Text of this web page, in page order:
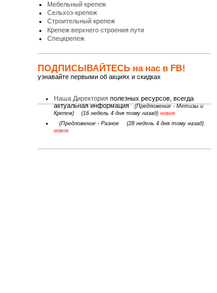
Мебельный крепеж
Сельхоз-крепеж
Строительный крепеж
Крепеж верхнего строения пути
Спецкрепеж
ПОДПИСЫВАЙТЕСЬ на нас в FB!
узнавайте первыми об акциях и скидках
Наша Директория полезных ресурсов, всегда
актуальная информация
(Предложение - Метизы и
Крепеж)
(16 недель 4 дня тому назад)новое
(Предложение - Разное
(28 недель 4 дня тому назад)
новое